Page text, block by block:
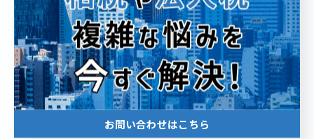
結します。
市場分析力強化に役立つコンサル
の知恵
お問い合わせはこちら